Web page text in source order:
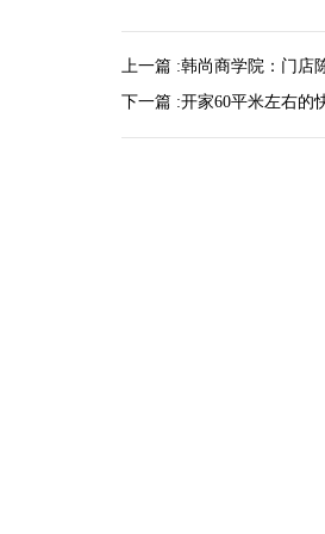
上一篇 :韩尚商学院：门店
下一篇 :开家60平米左右的